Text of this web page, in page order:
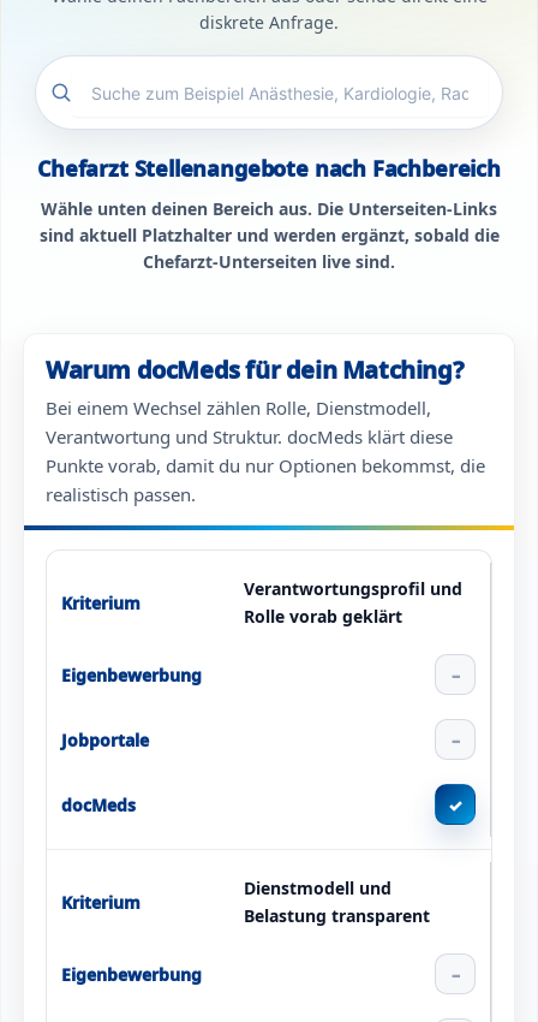
diskrete Anfrage.
Chefarzt Stellenangebote nach Fachbereich
Wähle unten deinen Bereich aus. Die Unterseiten-Links
sind aktuell Platzhalter und werden ergänzt, sobald die
Chefarzt-Unterseiten live sind.
Warum docMeds für dein Matching?
Bei einem Wechsel zählen Rolle, Dienstmodell,
Verantwortung und Struktur. docMeds klärt diese
Punkte vorab, damit du nur Optionen bekommst, die
realistisch passen.
Verantwortungsprofil und
Rolle vorab geklärt
–
–
✓
Dienstmodell und
Belastung transparent
–